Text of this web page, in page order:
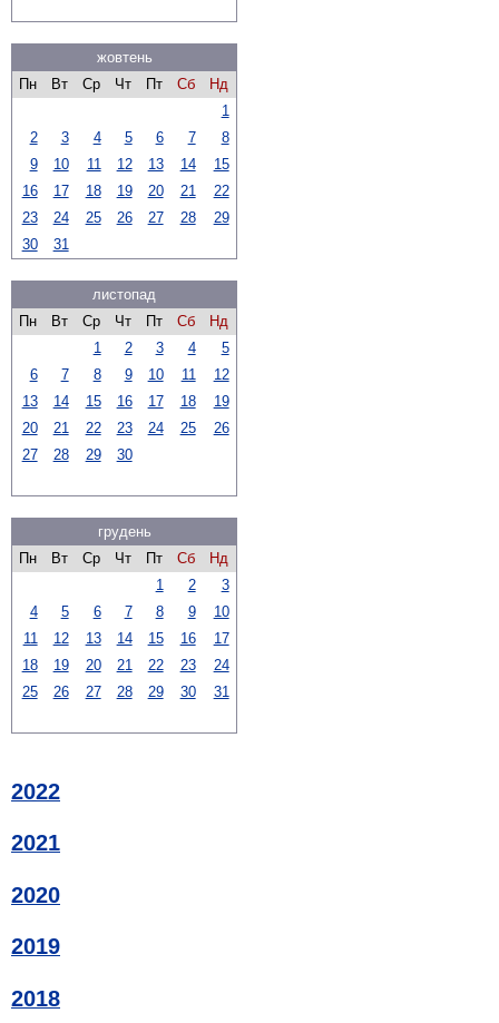
жовтень
Пн
Вт Ср Чт Пт Сб
Нд
1
2
3 4 5 6 7
8
9
10 11 12 13 14
15
16
17 18 19 20 21
22
23
24 25 26 27 28
29
30
31
листопад
Пн
Вт Ср Чт Пт Сб
Нд
1
2 3 4
5
6
7 8 9 10 11
12
13
14 15 16 17 18
19
20
21 22 23 24 25
26
27
28 29 30
грудень
Пн
Вт Ср Чт Пт Сб
Нд
1
2
3
4
5 6 7 8 9
10
11
12 13 14 15 16
17
18
19 20 21 22 23
24
25
26 27 28 29 30 31
2022
2021
2020
2019
2018